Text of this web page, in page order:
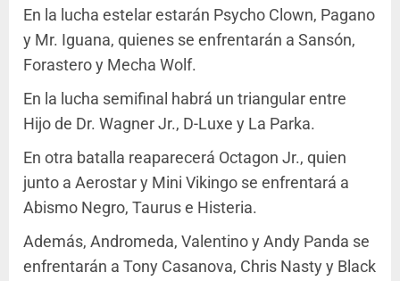
En la lucha estelar estarán Psycho Clown, Pagano
y Mr. Iguana, quienes se enfrentarán a Sansón,
Forastero y Mecha Wolf.
En la lucha semifinal habrá un triangular entre
Hijo de Dr. Wagner Jr., D-Luxe y La Parka.
En otra batalla reaparecerá Octagon Jr., quien
junto a Aerostar y Mini Vikingo se enfrentará a
Abismo Negro, Taurus e Histeria.
Además, Andromeda, Valentino y Andy Panda se
enfrentarán a Tony Casanova, Chris Nasty y Black